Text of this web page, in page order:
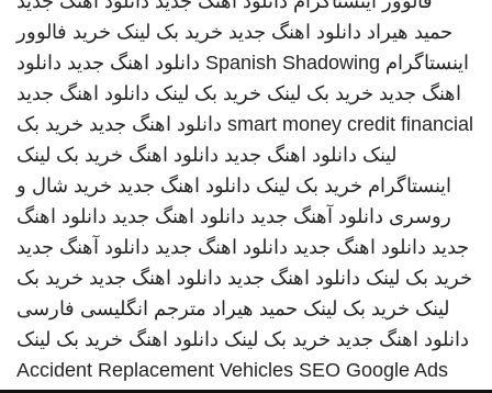
حمید هیراد دانلود اهنگ جدید خرید بک لینک خرید فالوور
اینستاگرام Spanish Shadowing دانلود اهنگ جدید دانلود
اهنگ جدید خرید بک لینک خرید بک لینک دانلود اهنگ جدید
smart money credit financial دانلود اهنگ جدید خرید بک
لینک دانلود اهنگ جدید دانلود اهنگ خرید بک لینک
اینستاگرام خرید بک لینک دانلود اهنگ جدید خرید شال و
روسری دانلود آهنگ جدید دانلود اهنگ جدید دانلود اهنگ
جدید دانلود اهنگ جدید دانلود اهنگ جدید دانلود آهنگ جدید
خرید بک لینک دانلود اهنگ جدید دانلود اهنگ جدید خرید بک
لینک خرید بک لینک حمید هیراد مترجم انگلیسی فارسی
دانلود اهنگ جدید خرید بک لینک دانلود اهنگ خرید بک لینک
Accident Replacement Vehicles SEO Google Ads